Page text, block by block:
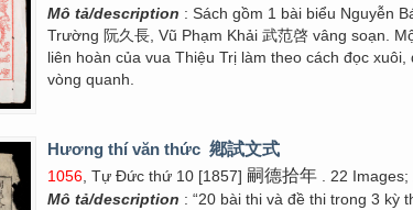
Mô tả/description : Sách gồm 1 bài biểu Nguyễn
Trường 阮久長, Vũ Phạm Khải 武范啓 vâng soạn.
liên hoàn của vua Thiệu Trị làm theo cách đọc
vòng quanh.
Hương thí văn thức 鄕試文式
1056, Tự Đức thứ 10 [1857] 嗣德拾年 . 22 Images;
Mô tả/description : “20 bài thi và đề thi trong 3 kỳ